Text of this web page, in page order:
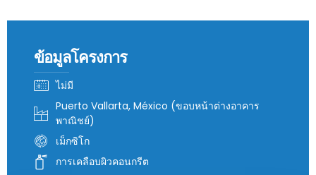
ข้อมูลโครงการ
ไม่มี
Puerto Vallarta, México (ขอบหน้าต่างอาคาร
พาณิชย์)
เม็กซิโก
การเคลือบผิวคอนกรีต